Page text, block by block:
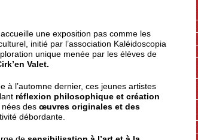
une exposition pas comme les
initié par l’association Kaléidoscopia
unique menée par les élèves de
Valet.
à l’automne dernier, ces jeunes artistes
réflexion philosophique et création
des œuvres originales et des
débordante.